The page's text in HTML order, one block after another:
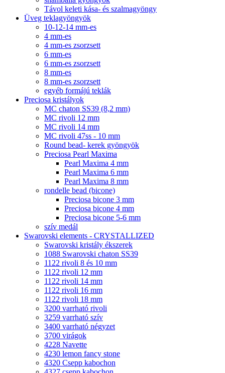
Távol keleti kása- és szalmagyöngy
Üveg teklagyöngyök
10-12-14 mm-es
4 mm-es
4 mm-es zsorzsett
6 mm-es
6 mm-es zsorzsett
8 mm-es
8 mm-es zsorzsett
egyéb formájú teklák
Preciosa kristályok
MC chaton SS39 (8,2 mm)
MC rivoli 12 mm
MC rivoli 14 mm
MC rivoli 47ss - 10 mm
Round bead- kerek gyöngyök
Preciosa Pearl Maxima
Pearl Maxima 4 mm
Pearl Maxima 6 mm
Pearl Maxima 8 mm
rondelle bead (bicone)
Preciosa bicone 3 mm
Preciosa bicone 4 mm
Preciosa bicone 5-6 mm
szív medál
Swarovski elements - CRYSTALLIZED
Swarovski kristály ékszerek
1088 Swarovski chaton SS39
1122 rivoli 8 és 10 mm
1122 rivoli 12 mm
1122 rivoli 14 mm
1122 rivoli 16 mm
1122 rivoli 18 mm
3200 varrható rivoli
3259 varrható szív
3400 varrható négyzet
3700 virágok
4228 Navette
4230 lemon fancy stone
4320 Csepp kabochon